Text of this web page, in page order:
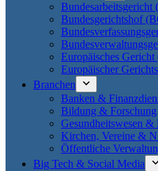
Bundesgerichtshof
Europäisches
Europäischer
Branchen
Banken &
Bildung & Forschung
Gesundheitswesen &
Kirchen, Vereine &
Öffentliche
Big Tech & Social Media